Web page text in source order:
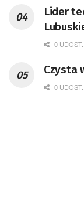
doktor
Badań
Lider
0 UDOST.
Czysta
0 UDOST.